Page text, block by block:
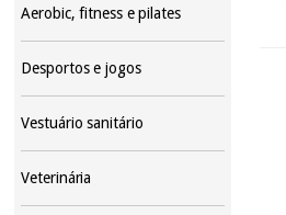
Aerobic, fitness e pilates
Desportos e jogos
Vestuário sanitário
Veterinária